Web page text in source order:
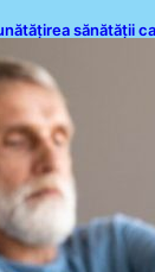
sănătății